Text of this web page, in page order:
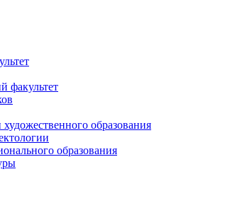
факультет
образования
образования